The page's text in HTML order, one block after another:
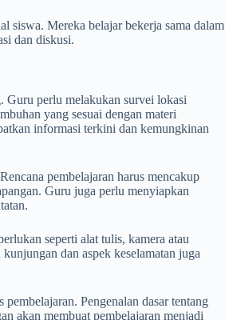
siswa. Mereka belajar bekerja sama dalam
dan diskusi.
Guru perlu melakukan survei lokasi
yang sesuai dengan materi
informasi terkini dan kemungkinan
pembelajaran harus mencakup
Guru juga perlu menyiapkan
seperti alat tulis, kamera atau
dan aspek keselamatan juga
Pengenalan dasar tentang
akan membuat pembelajaran menjadi